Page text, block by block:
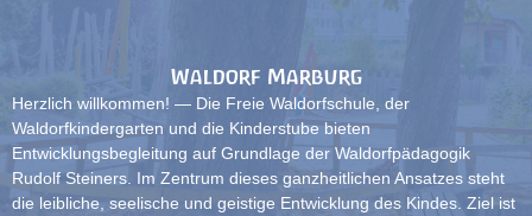
Waldorf Marburg
Herzlich willkommen! — Die Freie Waldorfschule, der
Waldorfkindergarten und die Kinderstube bieten
Entwicklungsbegleitung auf Grundlage der Waldorfpädagogik
Rudolf Steiners. Im Zentrum dieses ganzheitlichen Ansatzes steht
die leibliche, seelische und geistige Entwicklung des Kindes. Ziel ist